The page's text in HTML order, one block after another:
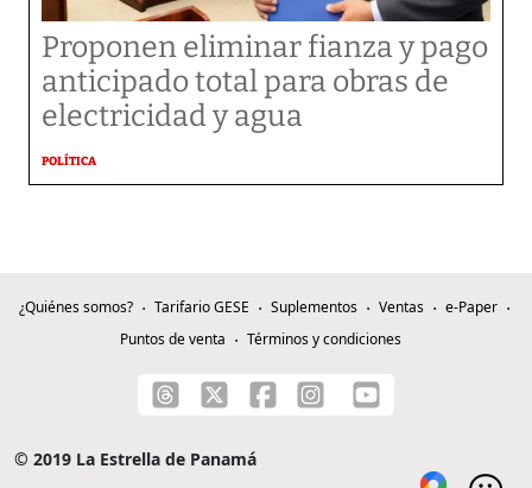
Proponen eliminar fianza y pago
anticipado total para obras de
electricidad y agua
POLÍTICA
¿Quiénes somos? Tarifario GESE Suplementos Ventas
e-Paper
Puntos de venta
Términos y condiciones
© 2019 La Estrella de Panamá